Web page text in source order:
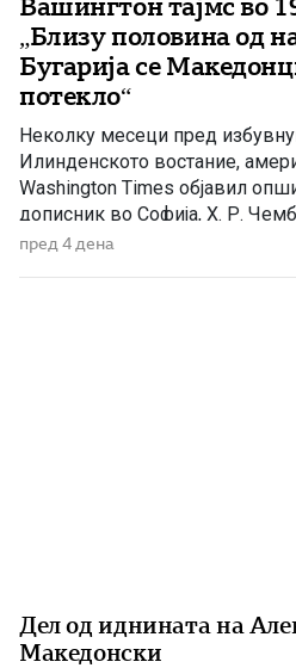
Вашингтон тајмс во
„Близу половина од
Бугарија се
потекло“
Неколку месеци пред
Илинденското востание,
Washington Times објавил
дописник во Софија, Х. Р.
за политичката состојба на
пред 4 дена
Дел од иднината на
Македонски